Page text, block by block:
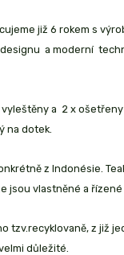
již 6 rokem s
a moderní
a 2 x
na dotek.
z Indonésie.
jsou vlastněné a
tzv.recyklovaně, z již
důležité.